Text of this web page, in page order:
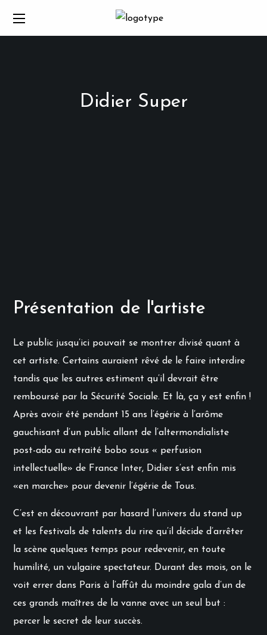
Didier Super
Présentation de l'artiste
Le public jusqu’ici pouvait se montrer divisé quant à
cet artiste. Certains auraient rêvé de le faire interdire
tandis que les autres estiment qu’il devrait être
remboursé par la Sécurité Sociale. Et là, ça y est enfin !
Après avoir été pendant 15 ans l’égérie à l’arôme
gauchisant d’un public allant de l’altermondialiste
post-ado au retraité bobo sous « perfusion
intellectuelle» de France Inter, Didier s’est enfin mis
«en marche» pour devenir l’égérie de Tous.
C’est en découvrant par hasard l’univers du stand up
et les festivals de talents du rire qu’il décide d’arrêter
la scène quelques temps pour redevenir, en toute
humilité, un vulgaire spectateur. Durant des mois, on le
voit errer dans Paris à l’affût du moindre gala d’un de
ces grands maîtres de la vanne avec un seul but :
percer le secret de leur succès.